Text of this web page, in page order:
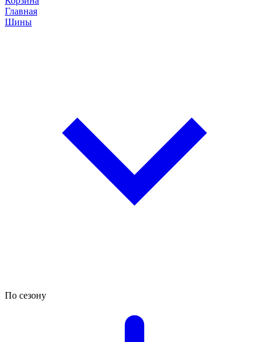
Главная
Шины
По сезону